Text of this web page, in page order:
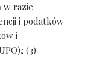
w razie
i podatków
i
(3)